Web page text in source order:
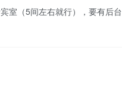
室（5间左右就行），要有后台